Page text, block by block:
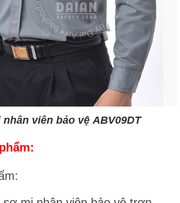
viên bảo vệ ABV09DT